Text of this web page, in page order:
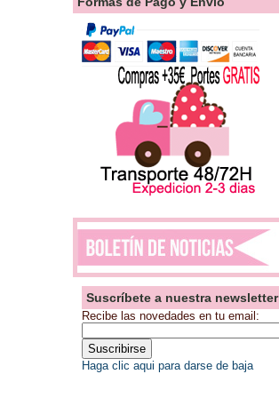
Suscríbete a nuestra newsletter
Recibe las novedades en tu email:
Haga clic aqui para darse de baja